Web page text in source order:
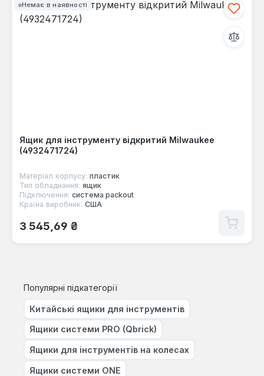
Немає в наявності
Ящик для інструменту відкритий Milwaukee
(4932471724)
Матеріал корпусу: пластик
Тип обладнання: ящик
Підключення: система packout
Країна виробник: США
Звичайна ціна:
3 545,69 ₴
Популярні підкатегорії
Китайські ящики для інструментів
Ящики системи PRO (Qbrick)
Ящики для інструментів на колесах
Ящики системи ONE